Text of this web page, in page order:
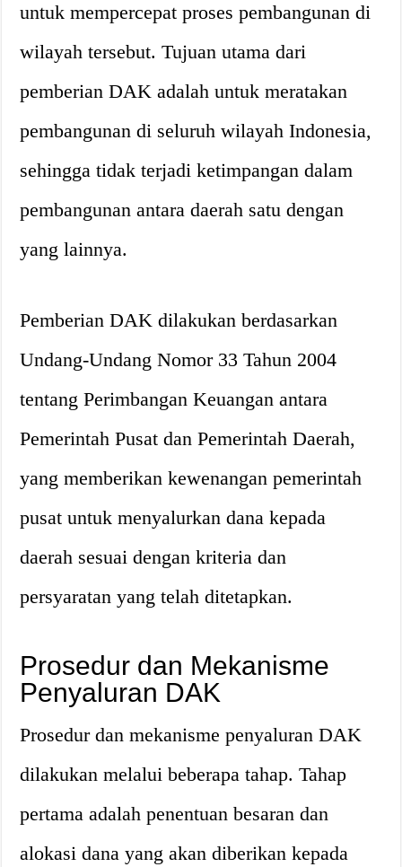
untuk mempercepat proses pembangunan di
wilayah tersebut. Tujuan utama dari
pemberian DAK adalah untuk meratakan
pembangunan di seluruh wilayah Indonesia,
sehingga tidak terjadi ketimpangan dalam
pembangunan antara daerah satu dengan
yang lainnya.
Pemberian DAK dilakukan berdasarkan
Undang-Undang Nomor 33 Tahun 2004
tentang Perimbangan Keuangan antara
Pemerintah Pusat dan Pemerintah Daerah,
yang memberikan kewenangan pemerintah
pusat untuk menyalurkan dana kepada
daerah sesuai dengan kriteria dan
persyaratan yang telah ditetapkan.
Prosedur dan Mekanisme
Penyaluran DAK
Prosedur dan mekanisme penyaluran DAK
dilakukan melalui beberapa tahap. Tahap
pertama adalah penentuan besaran dan
alokasi dana yang akan diberikan kepada